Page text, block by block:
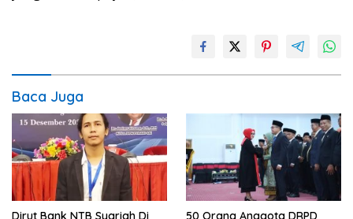
Baca Juga
Dirut Bank NTB Syariah Di 50 Orang Anggota DRPD